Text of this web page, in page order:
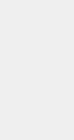
سبتة
الاستراتيجية
ويمنح الشباب
الواقع؟
هو الأساس الوحيد لحل